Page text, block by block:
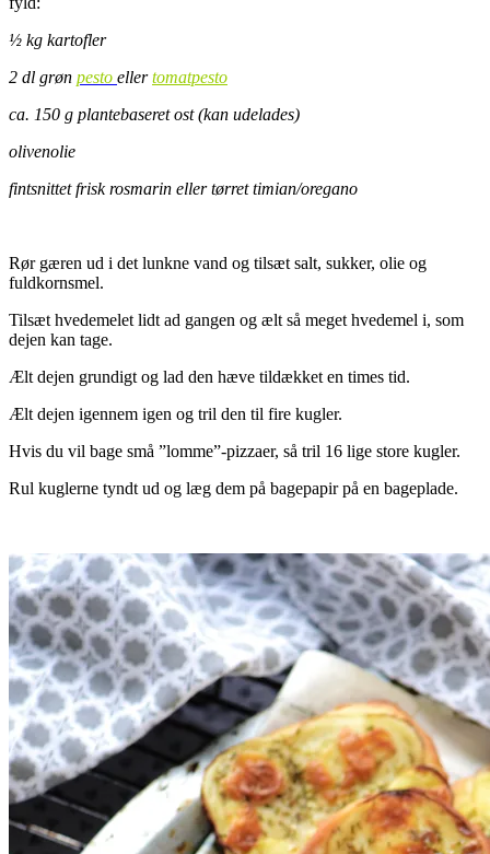
½ kg kartofler
2 dl grøn pesto ellertomatpesto
ca. 150 g plantebaseret ost (kan udelades)
olivenolie
fintsnittet frisk rosmarin eller tørret timian/oregano
Rør gæren ud i det lunkne vand og tilsæt salt, sukker, olie og
fuldkornsmel.
Tilsæt hvedemelet lidt ad gangen og ælt så meget hvedemel i, som
dejen kan tage.
Ælt dejen grundigt og lad den hæve tildækket en times tid.
Ælt dejen igennem igen og tril den til fire kugler.
Hvis du vil bage små ”lomme”-pizzaer, så tril 16 lige store kugler.
Rul kuglerne tyndt ud og læg dem på bagepapir på en bageplade.